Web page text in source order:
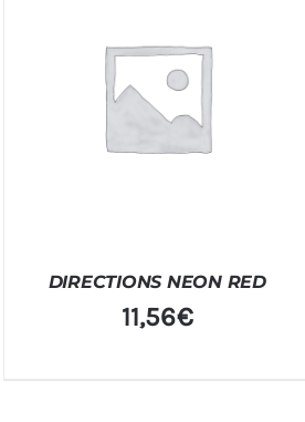
DIRECTIONS NEON RED
11,56€